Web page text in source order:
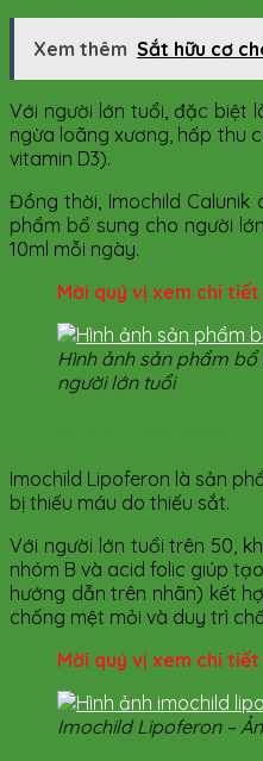
Xem thêm Sắt hữu cơ
Với người lớn tuổi, đặc biệt
ngừa loãng xương, hấp thu
vitamin D3).
Đồng thời, Imochild
phẩm bổ sung cho người
10ml mỗi ngày.
Mời quý vị xem chi
Hình ảnh sản phẩm bổ
người lớn tuổi​
Imochild Lipoferon là sản
bị thiếu máu do thiếu sắt.
Với người lớn tuổi trên 50,
nhóm B và acid folic giúp
hướng dẫn trên nhãn) kết
chống mệt mỏi và duy trì
Mời quý vị xem chi
Imochild Lipoferon –